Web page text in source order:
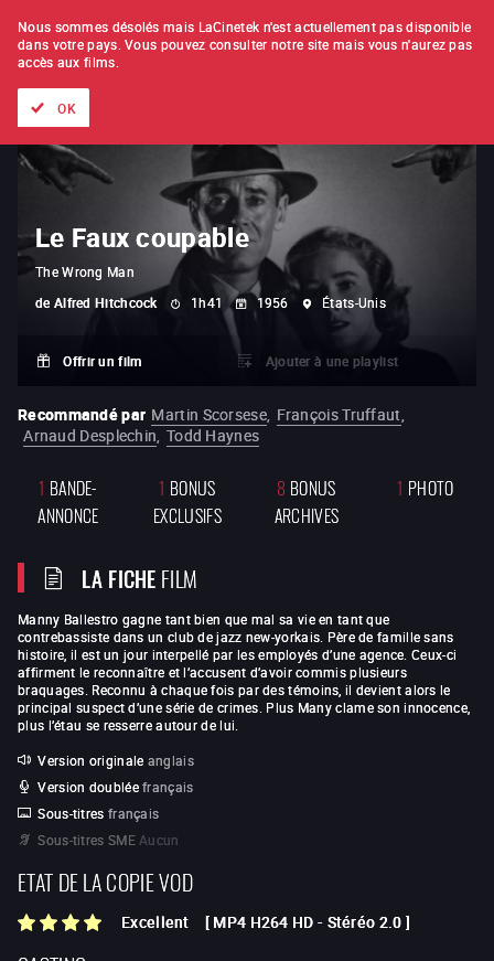
À L'UNITÉ ABONNEMENT
Le Faux coupable
The Wrong Man
de Alfred Hitchcock 1h41 1956 États-Unis
Offrir un film Ajouter à une playlist
Recommandé par Martin Scorsese, François Truffaut,
Arnaud Desplechin, Todd Haynes
1 BANDE-
ANNONCE
1 BONUS
EXCLUSIFS
8 BONUS
ARCHIVES
1 PHOTO
LA FICHEFILM
Manny Ballestro gagne tant bien que mal sa vie en tant que
contrebassiste dans un club de jazz new-yorkais. Père de famille sans
histoire, il est un jour interpellé par les employés d’une agence. Ceux-ci
affirment le reconnaître et l’accusent d’avoir commis plusieurs
braquages. Reconnu à chaque fois par des témoins, il devient alors le
principal suspect d’une série de crimes. Plus Many clame son innocence,
plus l’étau se resserre autour de lui.
Version originale anglais
Version doublée français
Sous-titres français
Sous-titres SME Aucun
ETAT DE LA COPIE VOD
Excellent [ MP4 H264 HD - Stéréo 2.0 ]
Nous sommes désolés mais LaCinetek n'est actuellement pas disponible
dans votre pays. Vous pouvez consulter notre site mais vous n'aurez pas
accès aux films.
OK